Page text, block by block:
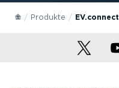
Produkte EV.connect